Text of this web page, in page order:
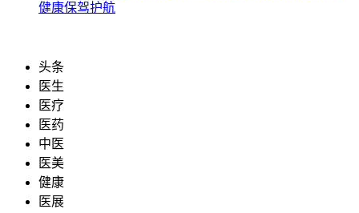
健康保驾护航
头条
医生
医疗
医药
中医
医美
健康
医展